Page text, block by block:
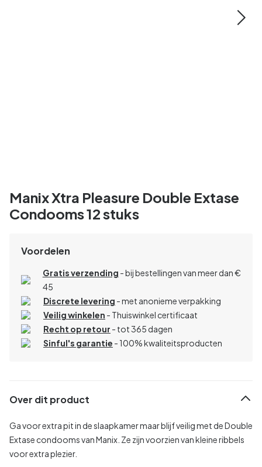
Manix Xtra Pleasure Double Extase
Condooms 12 stuks
Voordelen
Gratis verzending - bij bestellingen van meer dan €
45
Discrete levering - met anonieme verpakking
Veilig winkelen - Thuiswinkel certificaat
Recht op retour - tot 365 dagen
Sinful's garantie - 100% kwaliteitsproducten
Over dit product
Ga voor extra pit in de slaapkamer maar blijf veilig met de Double
Extase condooms van Manix. Ze zijn voorzien van kleine ribbels
voor extra plezier.